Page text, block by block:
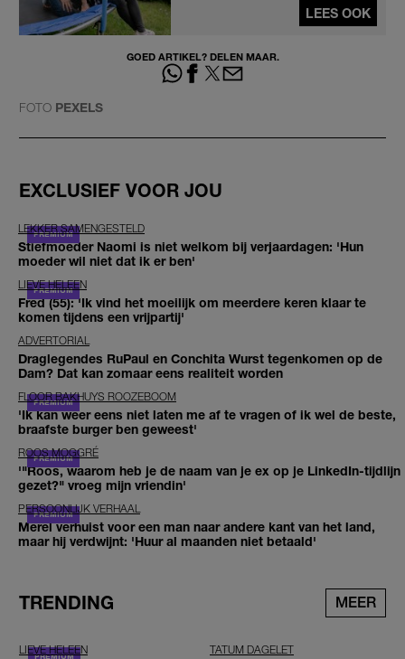
LEES OOK
GOED ARTIKEL? DELEN MAAR.
FOTO PEXELS
EXCLUSIEF VOOR JOU
LEKKER SAMENGESTELD
Stiefmoeder Naomi is niet welkom bij verjaardagen: 'Hun
moeder wil niet dat ik er ben'
LIEVE HELEEN
Fred (55): 'Ik vind het moeilijk om meerdere keren klaar te
komen tijdens een vrijpartij'
ADVERTORIAL
Draglegendes RuPaul en Conchita Wurst tegenkomen op de
Dam? Dat kan zomaar eens realiteit worden
FLOOR BAKHUYS ROOZEBOOM
'Ik kan weer eens niet laten me af te vragen of ik wel de beste,
braafste burger ben geweest'
ROOS MOGGRÉ
'"Roos, waarom heb je de naam van je ex op je LinkedIn-tijdlijn
gezet?" vroeg mijn vriendin'
PERSOONLIJK VERHAAL
Merel verhuist voor een man naar andere kant van het land,
maar hij verdwijnt: 'Huur al maanden niet betaald'
TRENDING MEER
LIEVE HELEEN TATUM DAGELET